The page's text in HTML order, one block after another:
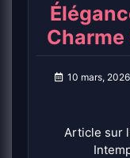
Charme
10 mars, 2026
Article sur